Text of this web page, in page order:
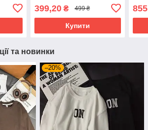
399,20₴ 499 ₴
Купити
та новинки
–20%